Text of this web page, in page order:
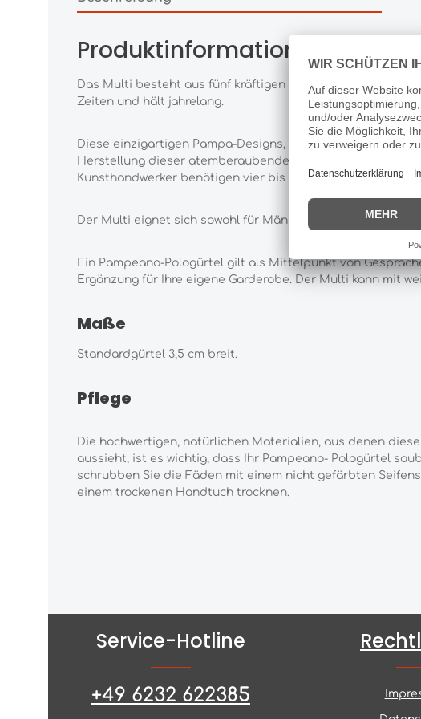
Produktinformationen
Das Multi besteht aus fünf kräftigen Farben; Marineblau,
Zeiten und hält jahrelang.
Diese einzigartigen Pampa-Designs, bekannt als Aztec-
Herstellung dieser atemberaubenden Stücke werden nur
Kunsthandwerker benötigen vier bis fünf Stunden, um
Der Multi eignet sich sowohl für Männer als auch für
Ein Pampeano-Pologürtel gilt als Mittelpunkt von
Ergänzung für Ihre eigene Garderobe. Der Multi kann mit
Maße
Standardgürtel 3,5 cm breit.
Pflege
Die hochwertigen, natürlichen Materialien, aus denen
aussieht, ist es wichtig, dass Ihr Pampeano- Pologürtel
schrubben Sie die Fäden mit einem nicht gefärbten
einem trockenen Handtuch trocknen.
Service-Hotline
+49 6232 622385